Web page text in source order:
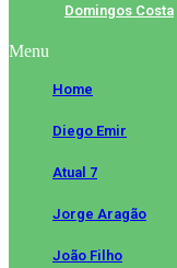
Domingos Costa
Menu
Home
Diego Emir
Atual 7
Jorge Aragão
João Filho